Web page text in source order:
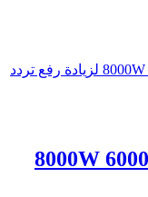
العلامة التجارية الجديدة 6000 8000W